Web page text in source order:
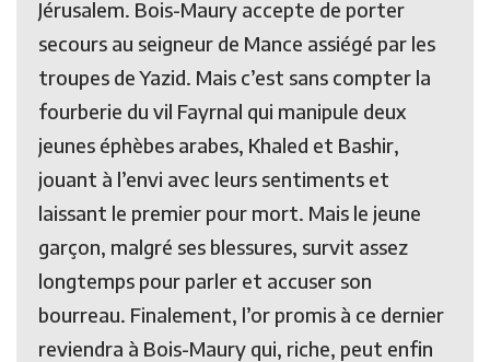
Jérusalem. Bois-Maury accepte de porter
secours au seigneur de Mance assiégé par les
troupes de Yazid. Mais c’est sans compter la
fourberie du vil Fayrnal qui manipule deux
jeunes éphèbes arabes, Khaled et Bashir,
jouant à l’envi avec leurs sentiments et
laissant le premier pour mort. Mais le jeune
garçon, malgré ses blessures, survit assez
longtemps pour parler et accuser son
bourreau. Finalement, l’or promis à ce dernier
reviendra à Bois-Maury qui, riche, peut enfin